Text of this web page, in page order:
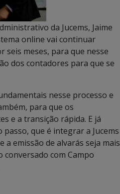
da Jucems, Jaime
online vai continuar
meses, para que nesse
dos contadores para que se
nesse processo e
para que os
e a transição rápida. E já
que é integrar a Jucems
emissão de alvarás seja mais
conversado com Campo